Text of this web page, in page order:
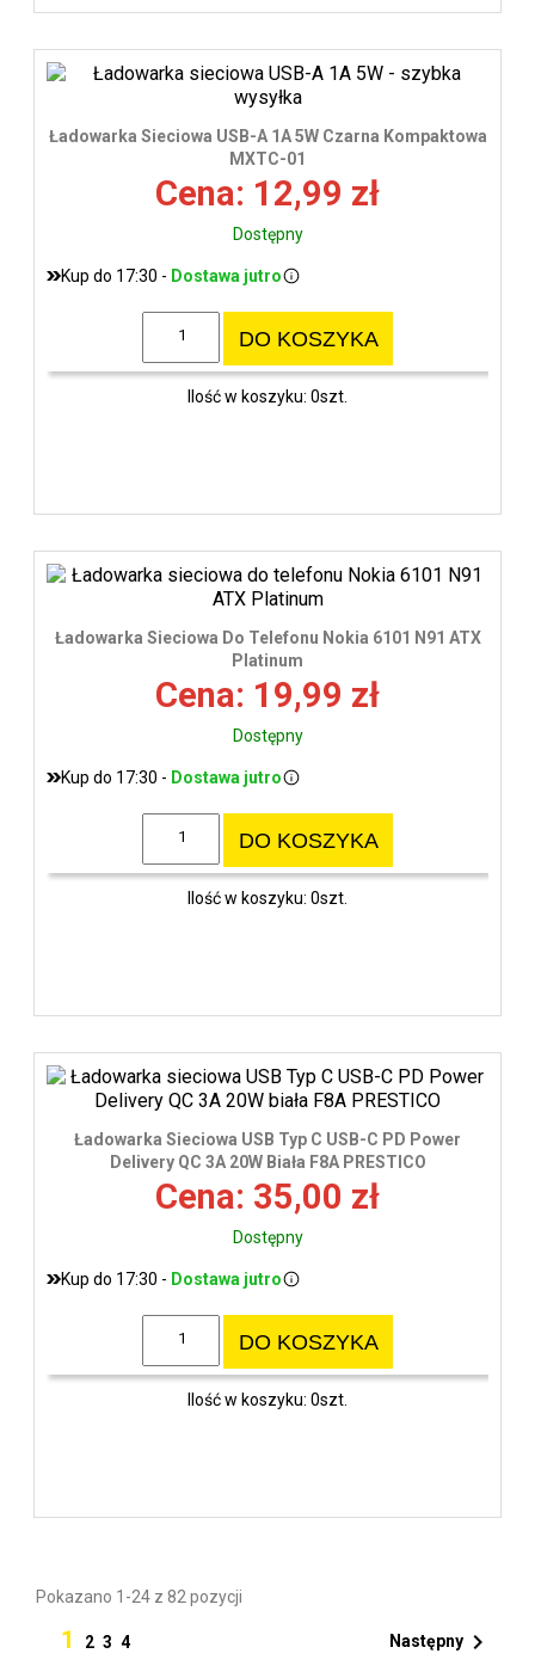
Ładowarka Sieciowa USB-A 1A 5W Czarna Kompaktowa
MXTC-01
Cena: 12,99 zł
Dostępny
Kup do 17:30 - Dostawa jutro
DO KOSZYKA
Ilość w koszyku: 0szt.
Ładowarka Sieciowa Do Telefonu Nokia 6101 N91 ATX
Platinum
Cena: 19,99 zł
Dostępny
Kup do 17:30 - Dostawa jutro
DO KOSZYKA
Ilość w koszyku: 0szt.
Ładowarka Sieciowa USB Typ C USB-C PD Power
Delivery QC 3A 20W Biała F8A PRESTICO
Cena: 35,00 zł
Dostępny
Kup do 17:30 - Dostawa jutro
DO KOSZYKA
Ilość w koszyku: 0szt.
Pokazano 1-24 z 82 pozycji
1 2 3 4 Następny 